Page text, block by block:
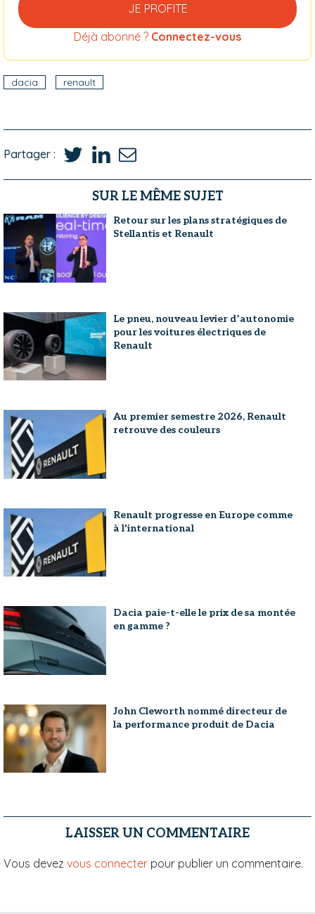
JE PROFITE
Déjà abonné ? Connectez-vous
dacia renault
Partager :
SUR LE MÊME SUJET
Retour sur les plans stratégiques de
Stellantis et Renault
Le pneu, nouveau levier d’autonomie
pour les voitures électriques de
Renault
Au premier semestre 2026, Renault
retrouve des couleurs
Renault progresse en Europe comme
à l'international
Dacia paie-t-elle le prix de sa montée
en gamme ?
John Cleworth nommé directeur de
la performance produit de Dacia
LAISSER UN COMMENTAIRE
Vous devez vous connecter pour publier un commentaire.